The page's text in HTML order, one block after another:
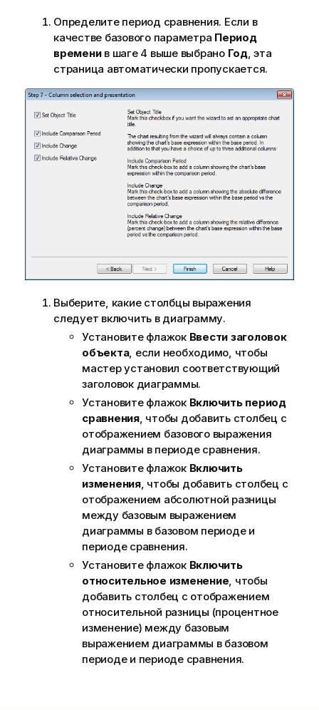
Определите период сравнения. Если в
качестве базового параметра Период
временив шаге 4 выше выбрано Год, эта
страница автоматически пропускается.
Выберите, какие столбцы выражения
следует включить в диаграмму.
Установите флажок Ввести заголовок
объекта, если необходимо, чтобы
мастер установил соответствующий
заголовок диаграммы.
Установите флажок Включить период
сравнения, чтобы добавить столбец с
отображением базового выражения
диаграммы в периоде сравнения.
Установите флажок Включить
изменения, чтобы добавить столбец с
отображением абсолютной разницы
между базовым выражением
диаграммы в базовом периоде и
периоде сравнения.
Установите флажок Включить
относительное изменение, чтобы
добавить столбец с отображением
относительной разницы (процентное
изменение) между базовым
выражением диаграммы в базовом
периоде и периоде сравнения.